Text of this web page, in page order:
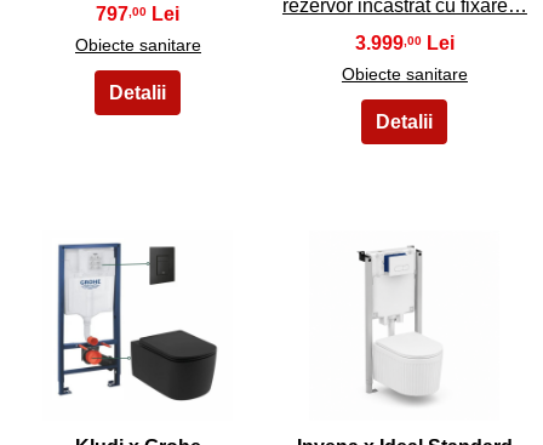
797 ,00
Obiecte sanitare
rezervor incastrat cu fixare…
3.999,00
Obiecte sanitare
5